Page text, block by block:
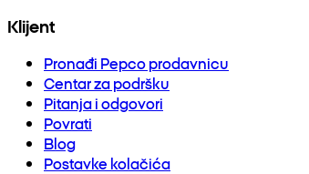
Klijent
Pronađi Pepco prodavnicu
Centar za podršku
Pitanja i odgovori
Povrati
Blog
Postavke kolačića